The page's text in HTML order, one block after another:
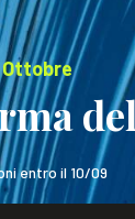
Ottobre
entro il 10/09